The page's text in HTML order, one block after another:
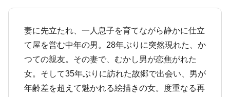
妻に先立たれ、一人息子を育てながら静かに仕立
て屋を営む中年の男。28年ぶりに突然現れた、か
つての親友。その妻で、むかし男が恋焦がれた
女。そして35年ぶりに訪れた故郷で出会い、男が
年齢差を超えて魅かれる絵描きの女。度重なる再